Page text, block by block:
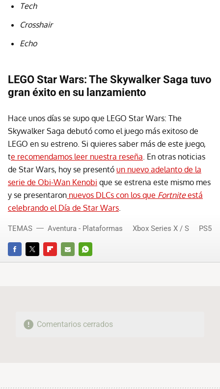
Tech
Crosshair
Echo
LEGO Star Wars: The Skywalker Saga tuvo
gran éxito en su lanzamiento
Hace unos días se supo que LEGO Star Wars: The
Skywalker Saga debutó como el juego más exitoso de
LEGO en su estreno. Si quieres saber más de este juego,
te recomendamos leer nuestra reseña . En otras noticias
de Star Wars, hoy se presentó un nuevo adelanto de la
serie de Obi-Wan Kenobi que se estrena este mismo mes
y se presentaron nuevos DLCs con los que Fortniteestá
celebrando el Día de Star Wars
FACEBOOKTWITTERFLIPBOARD
E-
WHATSAPP
TEMAS Aventura - Plataformas Xbox Series X / S PS5
Comentarios cerrados